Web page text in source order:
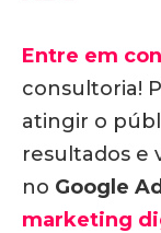
Entre em
consultoria!
atingir o
resultados e
no Google
marketing